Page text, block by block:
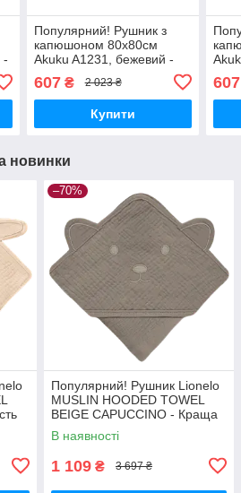
-
Популярний! Рушник з
капюшоном 80x80см
Akuku A1231, бежевий -
Nukleon.com.ua
607₴ 2 023 ₴
Купити
607
новинки
–70%
Популярний! Рушник Lionelo
MUSLIN HOODED TOWEL
BEIGE CAPUCCINO - Краща
якість тільки на
Nukleon.com.ua
В наявності
1 109 ₴ 3 697 ₴